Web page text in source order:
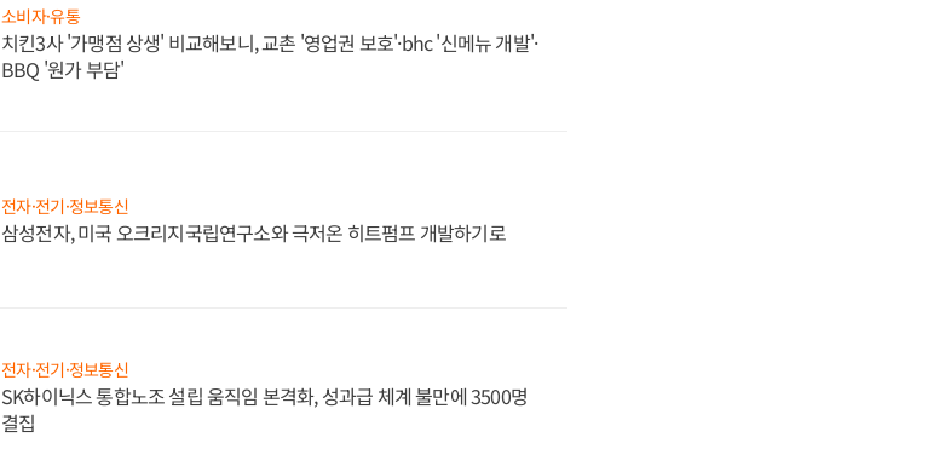
소비자·유통
치킨3사 '가맹점 상생' 비교해보니, 교촌 '영업권 보호'·bhc '신메뉴 개발'·
BBQ '원가 부담'
전자·전기·정보통신
삼성전자, 미국 오크리지국립연구소와 극저온 히트펌프 개발하기로
전자·전기·정보통신
SK하이닉스 통합노조 설립 움직임 본격화, 성과급 체계 불만에 3500명
결집